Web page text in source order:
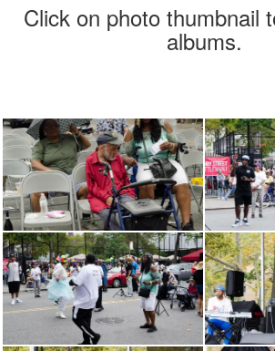
Click on photo thumbnail
albums.